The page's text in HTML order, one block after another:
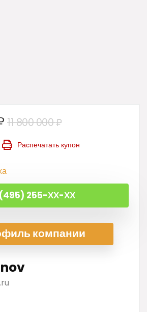
11 800 000₽
составляла
000 ₽.
Текущая
11
Распечатать купон
255-ХХ-ХХ
компании